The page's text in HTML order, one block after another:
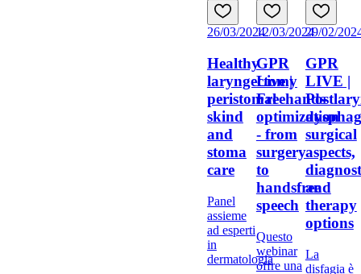
26/03/2024
Healthy
laryngectomy
peristomal
skind
and
stoma
care
Panel
assieme
ad esperti
in
dermatologia
12/03/2024
GPR
Live |
Freehands
optimization
- from
surgery
to
handsfree
speech
Questo
webinar
offre una
29/02/
GPR
LIVE |
surgical
aspects,
and
therapy
options
La
disfagia è